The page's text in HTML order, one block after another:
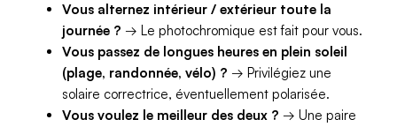
Vous alternez intérieur / extérieur toute la
journée ? → Le photochromique est fait pour vous.
Vous passez de longues heures en plein soleil
(plage, randonnée, vélo) ? → Privilégiez une
solaire correctrice, éventuellement polarisée.
Vous voulez le meilleur des deux ? → Une paire